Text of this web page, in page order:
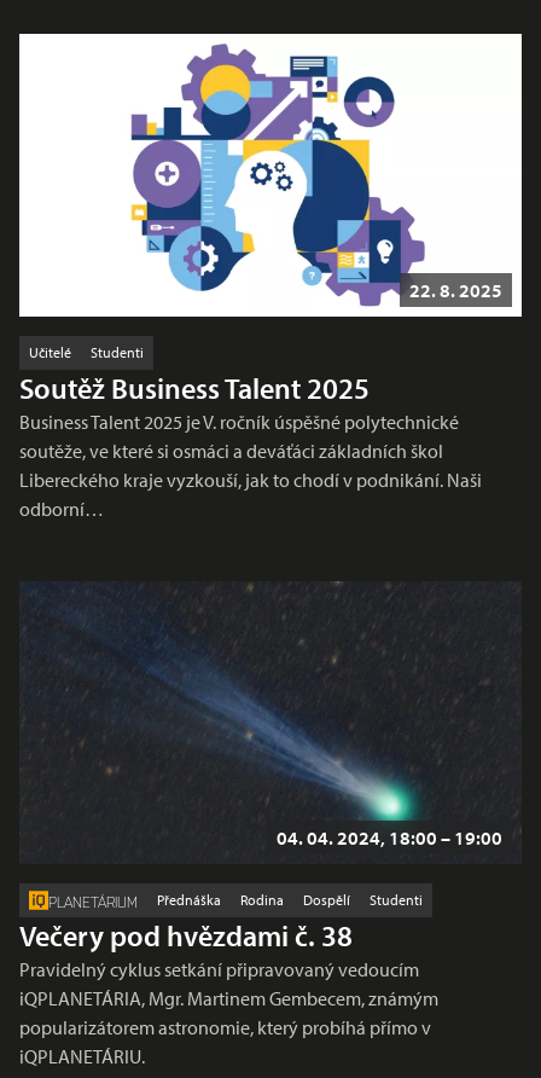
22. 8. 2025
Učitelé Studenti
Soutěž Business Talent 2025
Business Talent 2025 je V. ročník úspěšné polytechnické
soutěže, ve které si osmáci a deváťáci základních škol
Libereckého kraje vyzkouší, jak to chodí v podnikání. Naši
odborní…
04. 04. 2024, 18:00 – 19:00
PLANETÁRIUM Přednáška Rodina Dospělí Studenti
Večery pod hvězdami č. 38
Pravidelný cyklus setkání připravovaný vedoucím
iQPLANETÁRIA, Mgr. Martinem Gembecem, známým
popularizátorem astronomie, který probíhá přímo v
iQPLANETÁRIU.